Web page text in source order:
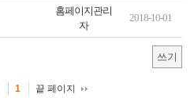
홈페이지관리
자
2018-10-01
쓰기
1 끝 페이지